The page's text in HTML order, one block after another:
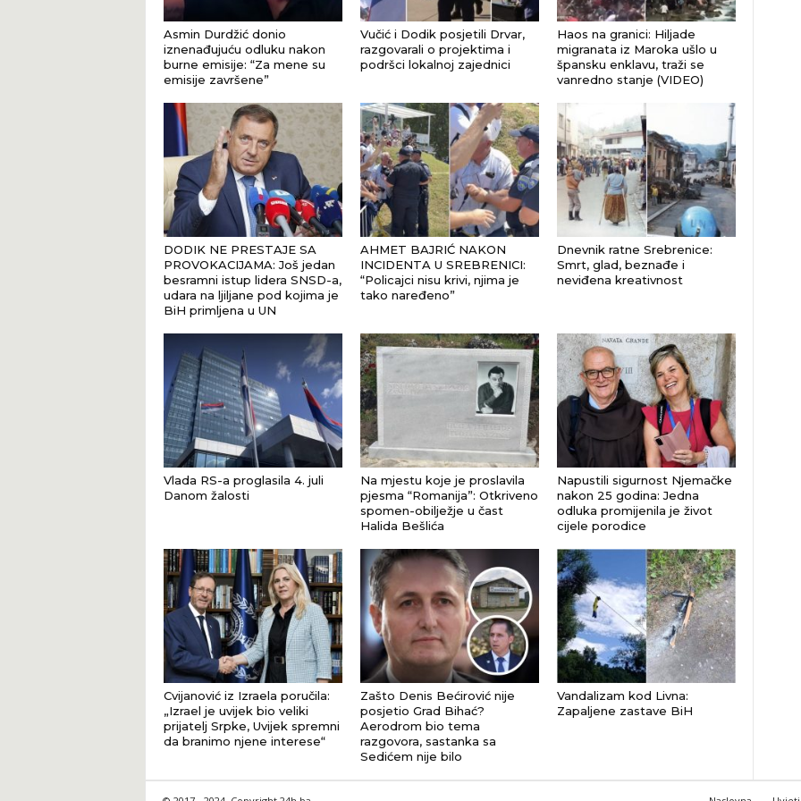
Asmin Durdžić donio
iznenađujuću odluku nakon
burne emisije: “Za mene su
emisije završene”
Vučić i Dodik posjetili Drvar,
razgovarali o projektima i
podršci lokalnoj zajednici
Haos na granici: Hiljade
migranata iz Maroka ušlo u
špansku enklavu, traži se
vanredno stanje (VIDEO)
DODIK NE PRESTAJE SA
PROVOKACIJAMA: Još jedan
besramni istup lidera SNSD-a,
udara na ljiljane pod kojima je
BiH primljena u UN
AHMET BAJRIĆ NAKON
INCIDENTA U SREBRENICI:
“Policajci nisu krivi, njima je
tako naređeno”
Dnevnik ratne Srebrenice:
Smrt, glad, beznađe i
neviđena kreativnost
Vlada RS-a proglasila 4. juli
Danom žalosti
Na mjestu koje je proslavila
pjesma “Romanija”: Otkriveno
spomen-obilježje u čast
Halida Bešlića
Napustili sigurnost Njemačke
nakon 25 godina: Jedna
odluka promijenila je život
cijele porodice
Cvijanović iz Izraela poručila:
„Izrael je uvijek bio veliki
prijatelj Srpke, Uvijek spremni
da branimo njene interese“
Zašto Denis Bećirović nije
posjetio Grad Bihać?
Aerodrom bio tema
razgovora, sastanka sa
Sedićem nije bilo
Vandalizam kod Livna:
Zapaljene zastave BiH